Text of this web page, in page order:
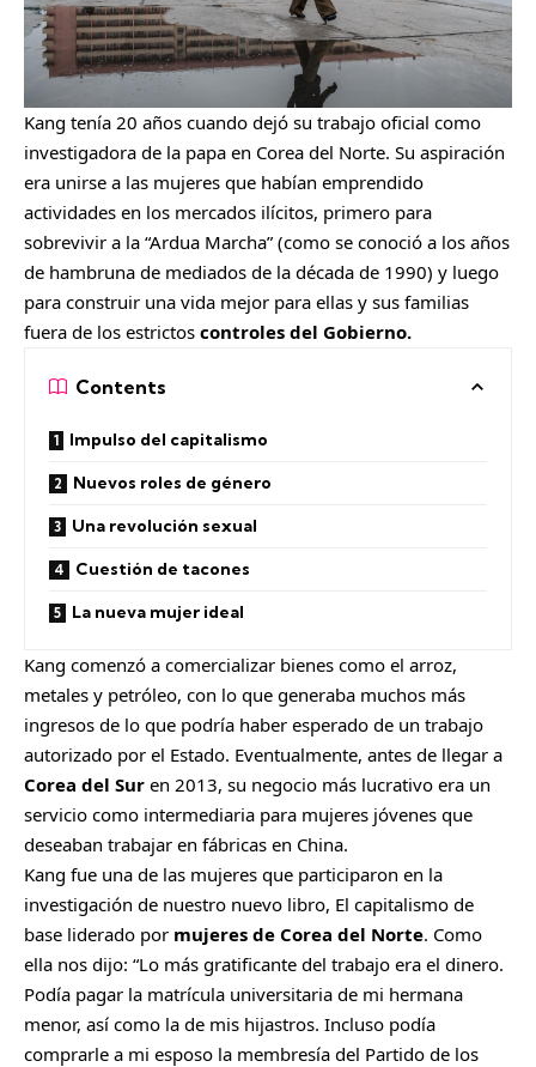
Kang tenía 20 años cuando dejó su trabajo oficial como
investigadora de la papa en Corea del Norte. Su aspiración
era unirse a las mujeres que habían emprendido
actividades en los mercados ilícitos, primero para
sobrevivir a la “Ardua Marcha” (como se conoció a los años
de hambruna de mediados de la década de 1990) y luego
para construir una vida mejor para ellas y sus familias
fuera de los estrictos controles del Gobierno.
Contents
Impulso del capitalismo
Nuevos roles de género
Una revolución sexual
Cuestión de tacones
La nueva mujer ideal
Kang comenzó a comercializar bienes como el arroz,
metales y petróleo, con lo que generaba muchos más
ingresos de lo que podría haber esperado de un trabajo
autorizado por el Estado. Eventualmente, antes de llegar a
Corea del Sur en 2013, su negocio más lucrativo era un
servicio como intermediaria para mujeres jóvenes que
deseaban trabajar en fábricas en China.
Kang fue una de las mujeres que participaron en la
investigación de nuestro nuevo libro, El capitalismo de
base liderado por mujeres de Corea del Norte. Como
ella nos dijo: “Lo más gratificante del trabajo era el dinero.
Podía pagar la matrícula universitaria de mi hermana
menor, así como la de mis hijastros. Incluso podía
comprarle a mi esposo la membresía del Partido de los